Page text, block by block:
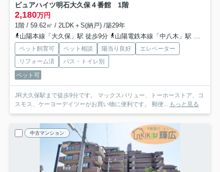
ピュアハイツ明石大久保４番館 1階
2,180万円
1階 / 59.62㎡ / 2LDK＋S(納戸) /築29年
山陽本線「大久保」駅 徒歩9分
山陽電鉄本線「中八木」駅 徒歩24分
ペット飼育可 ペット相談 陽当り良好
エレベーター
リフォーム済
バス・トイレ別
ペット可
JR大久保駅まで徒歩9分です。 マックスバリュー、トーホーストア、コ
スモス、ケーヨーデイツーがお買い物に便利です。 郵便... もっと見る
中古マンション